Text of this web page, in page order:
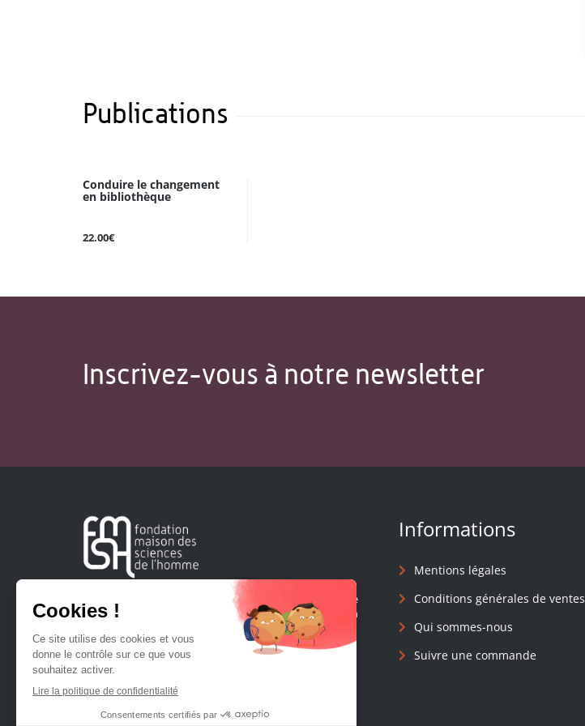
Publications
Conduire le changement
en bibliothèque
22.00€
Inscrivez-vous à notre newsletter
Créée en 1963, la Fondation Maison Sciences de l'Homme
soutient la recherche et la diffusion des connaissances en
Informations
Mentions légales
Conditions générales de ventes
Qui sommes-nous
Suivre une commande